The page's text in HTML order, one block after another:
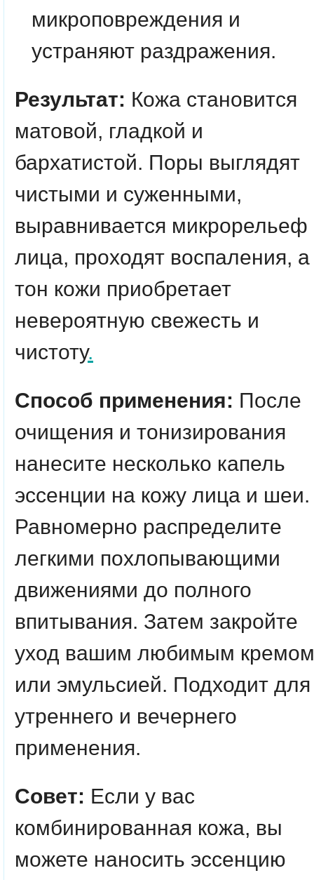
микроповреждения и
устраняют раздражения.
Результат: Кожа становится
матовой, гладкой и
бархатистой. Поры выглядят
чистыми и суженными,
выравнивается микрорельеф
лица, проходят воспаления, а
тон кожи приобретает
невероятную свежесть и
чистоту.
Способ применения: После
очищения и тонизирования
нанесите несколько капель
эссенции на кожу лица и шеи.
Равномерно распределите
легкими похлопывающими
движениями до полного
впитывания. Затем закройте
уход вашим любимым кремом
или эмульсией. Подходит для
утреннего и вечернего
применения.
Совет: Если у вас
комбинированная кожа, вы
можете наносить эссенцию